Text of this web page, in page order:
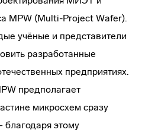
MPW (Multi-Project Wafer).
учёные и представители
разработанные
предприятиях.
предполагает
микросхем сразу
благодаря этому